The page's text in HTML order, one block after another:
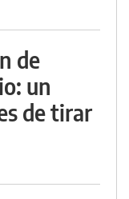
de
un
de tirar